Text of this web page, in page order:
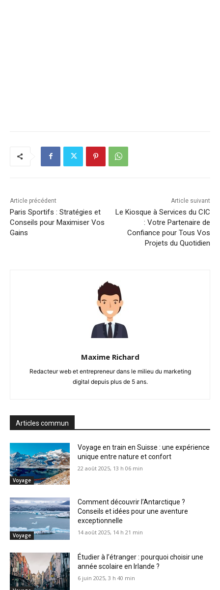
Article précédent
Paris Sportifs : Stratégies et
Conseils pour Maximiser Vos
Gains
Article suivant
Le Kiosque à Services du CIC
: Votre Partenaire de
Confiance pour Tous Vos
Projets du Quotidien
Maxime Richard
Redacteur web et entrepreneur dans le milieu du marketing
digital depuis plus de 5 ans.
Articles commun
Voyage
Voyage en train en Suisse : une expérience
unique entre nature et confort
22 août 2025, 13 h 06 min
Voyage
Comment découvrir l’Antarctique ?
Conseils et idées pour une aventure
exceptionnelle
14 août 2025, 14 h 21 min
Étudier à l’étranger : pourquoi choisir une
année scolaire en Irlande ?
6 juin 2025, 3 h 40 min